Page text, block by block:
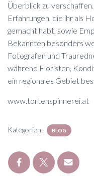
Überblick zu
Erfahrungen, die ihr als
gemacht habt, sowie
Bekannten besonders
Fotografen und
während Floristen,
ein regionales Gebiet
www.tortenspinnerei.at
Kategorien: BLOG